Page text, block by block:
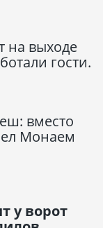
на выходе
гости.
вместо
Монаем
у ворот